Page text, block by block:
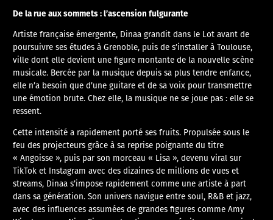
De la rue aux sommets :l’ascension fulgurante
​Artiste française émergente, Dinaa grandit dans le Lot avant de
poursuivre ses études à Grenoble, puis de s’installer à Toulouse,
ville dont elle devient une figure montante de la nouvelle scène
musicale. Bercée par la musique depuis sa plus tendre enfance,
elle n’a besoin que d’une guitare et de sa voix pour transmettre
une émotion brute. Chez elle, la musique ne se joue pas : elle se
ressent.
​Cette intensité a rapidement porté ses fruits. Propulsée sous le
feu des projecteurs grâce à sa reprise poignante du titre
« Angoisse », puis par son morceau « Lisa », devenu viral sur
TikTok et Instagram avec des dizaines de millions de vues et
streams, Dinaa s’impose rapidement comme une artiste à part
dans sa génération. Son univers navigue entre soul, R&B et jazz,
avec des influences assumées de grandes figures comme Amy